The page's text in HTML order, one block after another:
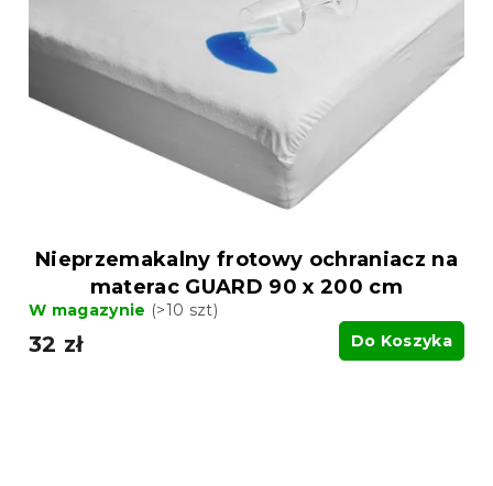
Nieprzemakalny frotowy ochraniacz na
materac GUARD 90 x 200 cm
W magazynie (>10 szt)
32 zł Do Koszyka